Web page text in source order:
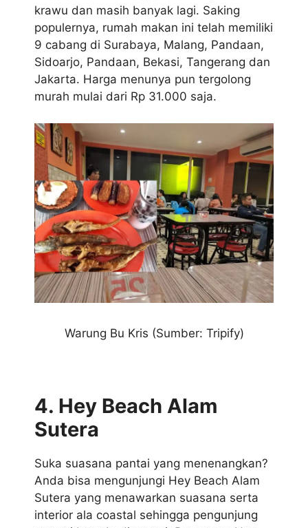
krawu dan masih banyak lagi. Saking
populernya, rumah makan ini telah memiliki
9 cabang di Surabaya, Malang, Pandaan,
Sidoarjo, Pandaan, Bekasi, Tangerang dan
Jakarta. Harga menunya pun tergolong
murah mulai dari Rp 31.000 saja.
Warung Bu Kris (Sumber: Tripify)
4. Hey Beach Alam
Sutera
Suka suasana pantai yang menenangkan?
Anda bisa mengunjungi Hey Beach Alam
Sutera yang menawarkan suasana serta
interior ala coastal sehingga pengunjung